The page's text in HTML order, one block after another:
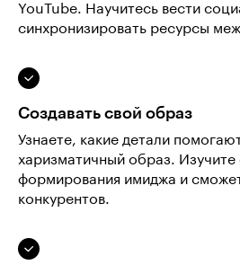
YouTube. Научитесь вести
синхронизировать ресурсы
Создавать свой образ
Узнаете, какие детали
харизматичный образ. Изучите
формирования имиджа и
конкурентов.